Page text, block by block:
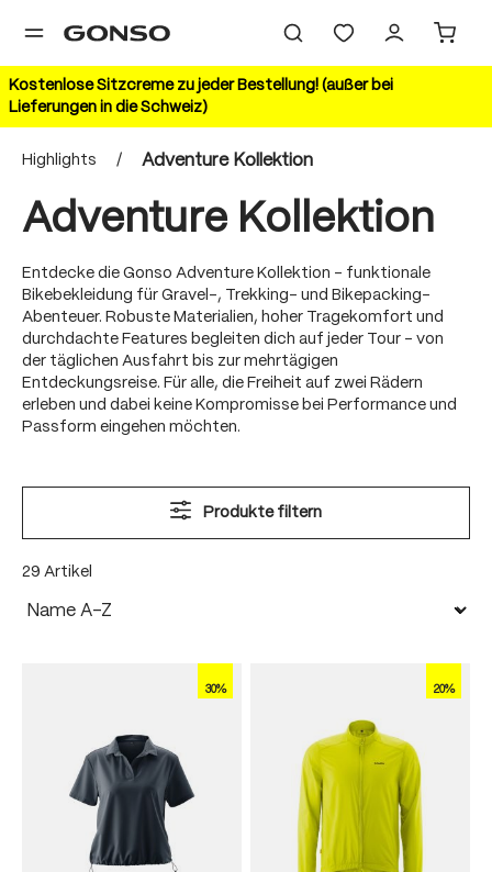
springen
Kostenlose Sitzcreme zu jeder Bestellung! (außer bei
Lieferungen in die Schweiz)
Highlights / Adventure Kollektion
Adventure Kollektion
Entdecke die Gonso Adventure Kollektion – funktionale
Bikebekleidung für Gravel-, Trekking- und Bikepacking-
Abenteuer. Robuste Materialien, hoher Tragekomfort und
durchdachte Features begleiten dich auf jeder Tour – von
der täglichen Ausfahrt bis zur mehrtägigen
Entdeckungsreise. Für alle, die Freiheit auf zwei Rädern
erleben und dabei keine Kompromisse bei Performance und
Passform eingehen möchten.
Produkte filtern
29 Artikel
30% 20%